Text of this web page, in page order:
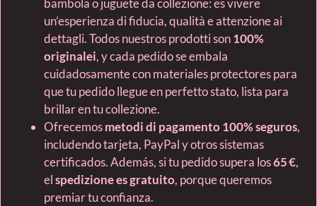
bambola o juguete da collezione: es vivere
un’esperienza di fiducia, qualità e attenzione ai
dettagli. Todos nuestros prodotti son100%
originalei, y cada pedido se embala
cuidadosamente con materiales protectores para
que tu pedido llegue en perfetto stato, lista para
brillar en tu collezione.
Ofrecemosmetodi di pagamento 100% seguros,
includendo tarjeta, PayPal y otros sistemas
certificados. Además, si tu pedido supera los65 €,
elspedizione es gratuito, porque queremos
premiar tu confianza.